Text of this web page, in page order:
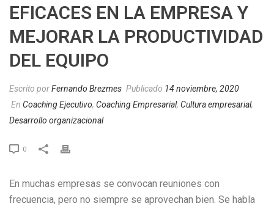
EFICACES EN LA EMPRESA Y
MEJORAR LA PRODUCTIVIDAD
DEL EQUIPO
Escrito porFernando Brezmes Publicado 14 noviembre, 2020
En Coaching Ejecutivo, Coaching Empresarial, Cultura empresarial,
Desarrollo organizacional
0
En muchas empresas se convocan reuniones con
frecuencia, pero no siempre se aprovechan bien. Se habla